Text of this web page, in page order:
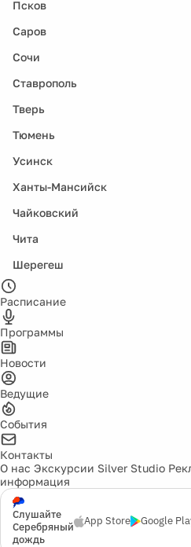
Псков
Саров
Сочи
Ставрополь
Тверь
Тюмень
Усинск
Ханты-Мансийск
Чайковский
Чита
Шерегеш
Расписание
Программы
Новости
Ведущие
События
Контакты
О нас Экскурсии Silver Studio
информация
Слушайте
Серебряный
дождь
App Store Google